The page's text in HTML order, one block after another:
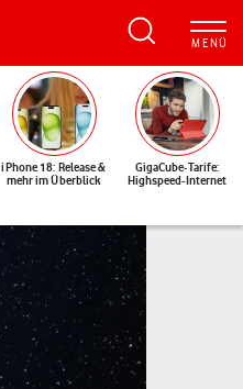
iPhone 18: Release &
mehr im Überblick
GigaCube-Tarife:
Highspeed-Internet